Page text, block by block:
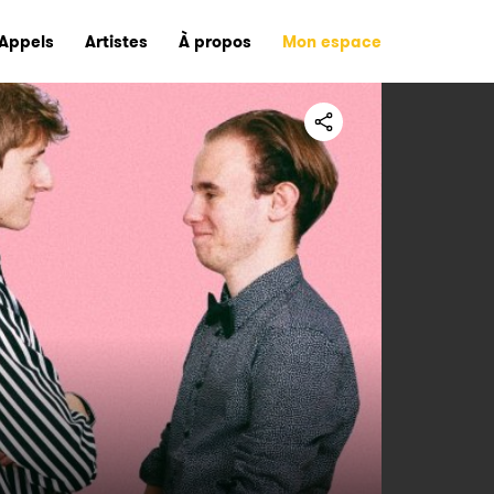
Artistes À propos Mon espace